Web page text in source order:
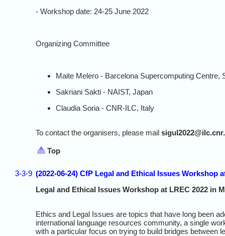
- Workshop date: 24-25 June 2022
Organizing Committee
Maite Melero - Barcelona Supercomputing Centre,
Sakriani Sakti - NAIST, Japan
Claudia Soria - CNR-ILC, Italy
To contact the organisers, please mail
Top
3-3-9 (2022-06-24) CfP Legal and Ethical Issues Workshop
Legal and Ethical Issues Workshop at LREC 2022 in
Ethics and Legal Issues are topics that have long been
international language resources community, a single
with a particular focus on trying to build bridges between